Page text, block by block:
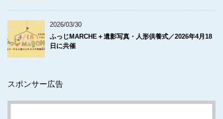
2026/03/30
ふっじMARCHE＋遺影写真・人形供養式／2026年4月18
日に共催
スポンサー広告